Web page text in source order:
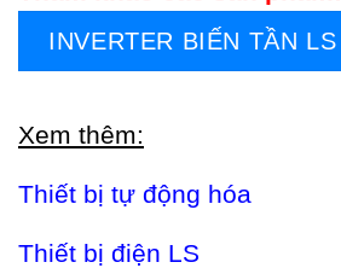
INVERTER BIẾN TẦN LS
Xem thêm:
Thiết bị tự động hóa
Thiết bị điện LS